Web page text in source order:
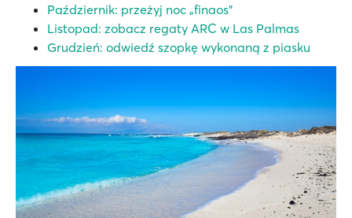
Październik: przeżyj noc „finaos”
Listopad: zobacz regaty ARC w Las Palmas
Grudzień: odwiedź szopkę wykonaną z piasku